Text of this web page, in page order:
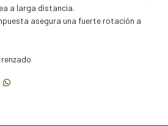
a larga distancia.
asegura una fuerte rotación a